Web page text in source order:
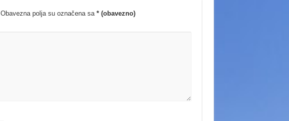
Obavezna polja su označena sa * (obavezno)